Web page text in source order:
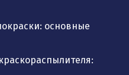
основные